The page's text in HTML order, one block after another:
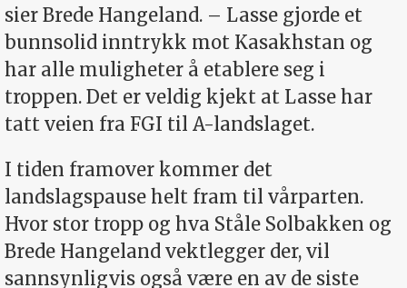
sier Brede Hangeland. – Lasse gjorde et
bunnsolid inntrykk mot Kasakhstan og
har alle muligheter å etablere seg i
troppen. Det er veldig kjekt at Lasse har
tatt veien fra FGI til A-landslaget.
I tiden framover kommer det
landslagspause helt fram til vårparten.
Hvor stor tropp og hva Ståle Solbakken og
Brede Hangeland vektlegger der, vil
sannsynligvis også være en av de siste